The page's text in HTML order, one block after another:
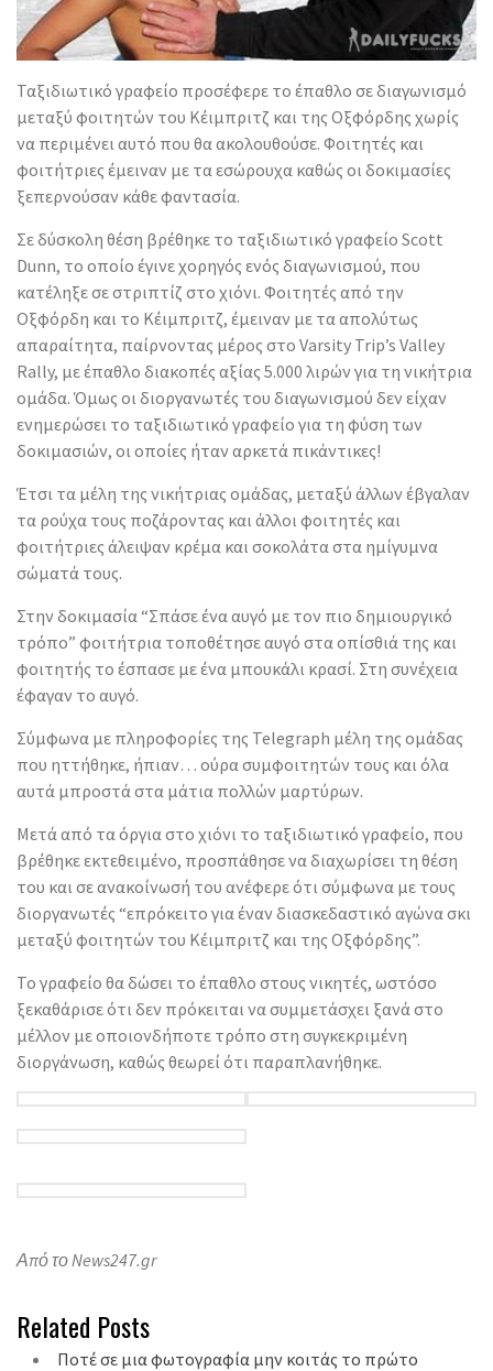
Ταξιδιωτικό γραφείο προσέφερε το έπαθλο σε διαγωνισμό
μεταξύ φοιτητών του Κέιμπριτζ και της Οξφόρδης χωρίς
να περιμένει αυτό που θα ακολουθούσε. Φοιτητές και
φοιτήτριες έμειναν με τα εσώρουχα καθώς οι δοκιμασίες
ξεπερνούσαν κάθε φαντασία.
Σε δύσκολη θέση βρέθηκε το ταξιδιωτικό γραφείο Scott
Dunn, το οποίο έγινε χορηγός ενός διαγωνισμού, που
κατέληξε σε στριπτίζ στο χιόνι. Φοιτητές από την
Οξφόρδη και το Κέιμπριτζ, έμειναν με τα απολύτως
απαραίτητα, παίρνοντας μέρος στο Varsity Trip’s Valley
Rally, με έπαθλο διακοπές αξίας 5.000 λιρών για τη νικήτρια
ομάδα. Όμως οι διοργανωτές του διαγωνισμού δεν είχαν
ενημερώσει το ταξιδιωτικό γραφείο για τη φύση των
δοκιμασιών, οι οποίες ήταν αρκετά πικάντικες!
Έτσι τα μέλη της νικήτριας ομάδας, μεταξύ άλλων έβγαλαν
τα ρούχα τους ποζάροντας και άλλοι φοιτητές και
φοιτήτριες άλειψαν κρέμα και σοκολάτα στα ημίγυμνα
σώματά τους.
Στην δοκιμασία “Σπάσε ένα αυγό με τον πιο δημιουργικό
τρόπο” φοιτήτρια τοποθέτησε αυγό στα οπίσθιά της και
φοιτητής το έσπασε με ένα μπουκάλι κρασί. Στη συνέχεια
έφαγαν το αυγό.
Σύμφωνα με πληροφορίες της Telegraph μέλη της ομάδας
που ηττήθηκε, ήπιαν… ούρα συμφοιτητών τους και όλα
αυτά μπροστά στα μάτια πολλών μαρτύρων.
Μετά από τα όργια στο χιόνι το ταξιδιωτικό γραφείο, που
βρέθηκε εκτεθειμένο, προσπάθησε να διαχωρίσει τη θέση
του και σε ανακοίνωσή του ανέφερε ότι σύμφωνα με τους
διοργανωτές “επρόκειτο για έναν διασκεδαστικό αγώνα σκι
μεταξύ φοιτητών του Κέιμπριτζ και της Οξφόρδης”.
Το γραφείο θα δώσει το έπαθλο στους νικητές, ωστόσο
ξεκαθάρισε ότι δεν πρόκειται να συμμετάσχει ξανά στο
μέλλον με οποιονδήποτε τρόπο στη συγκεκριμένη
διοργάνωση, καθώς θεωρεί ότι παραπλανήθηκε.
Από το News247.gr
Related Posts
Ποτέ σε μια φωτογραφία μην κοιτάς το πρώτο